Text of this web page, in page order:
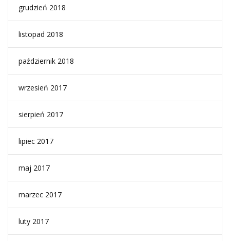
grudzień 2018
listopad 2018
październik 2018
wrzesień 2017
sierpień 2017
lipiec 2017
maj 2017
marzec 2017
luty 2017